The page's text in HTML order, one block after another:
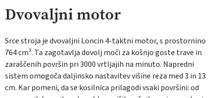
Dvovaljni motor
Srce stroja je dvovaljni Loncin 4-taktni motor, s prostornino
764 cm³. Ta zagotavlja dovolj moči za košnjo goste trave in
zaraščenih površin pri 3000 vrtljajih na minuto. Napredni
sistem omogoča daljinsko nastavitev višine reza med 3 in 13
cm. Kar pomeni, da se kosilnica prilagodi vsaki površini: od